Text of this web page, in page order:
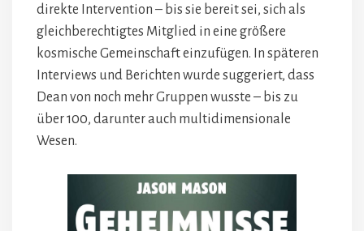
direkte Intervention – bis sie bereit sei, sich als
gleichberechtigtes Mitglied in eine größere
kosmische Gemeinschaft einzufügen. In späteren
Interviews und Berichten wurde suggeriert, dass
Dean von noch mehr Gruppen wusste – bis zu
über 100, darunter auch multidimensionale
Wesen.